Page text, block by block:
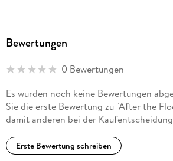
Bewertungen
0 Bewertungen
Es wurden noch keine Bewertungen
Sie die erste Bewertung zu "After the
damit anderen bei der
Erste Bewertung schreiben